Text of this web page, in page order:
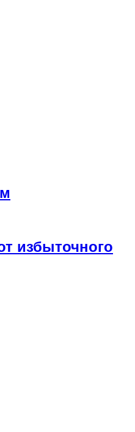
избыточного